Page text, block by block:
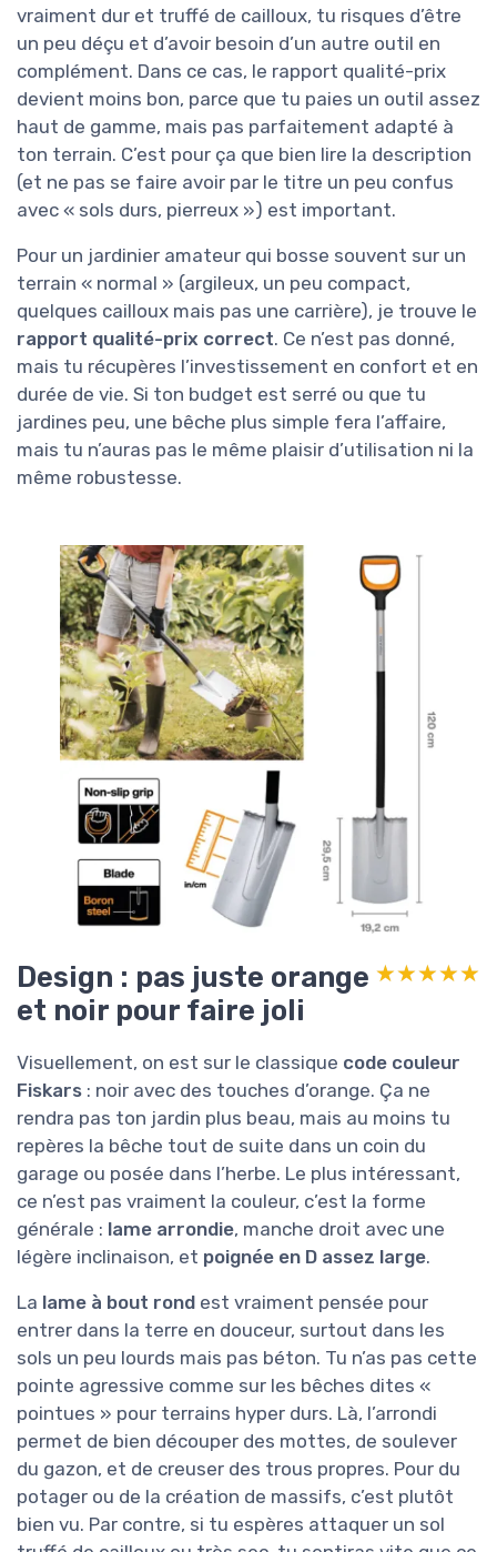
vraiment dur et truffé de cailloux, tu risques d’être
un peu déçu et d’avoir besoin d’un autre outil en
complément. Dans ce cas, le rapport qualité-prix
devient moins bon, parce que tu paies un outil assez
haut de gamme, mais pas parfaitement adapté à
ton terrain. C’est pour ça que bien lire la description
(et ne pas se faire avoir par le titre un peu confus
avec « sols durs, pierreux ») est important.
Pour un jardinier amateur qui bosse souvent sur un
terrain « normal » (argileux, un peu compact,
quelques cailloux mais pas une carrière), je trouve le
rapport qualité-prix correct. Ce n’est pas donné,
mais tu récupères l’investissement en confort et en
durée de vie. Si ton budget est serré ou que tu
jardines peu, une bêche plus simple fera l’affaire,
mais tu n’auras pas le même plaisir d’utilisation ni la
même robustesse.
Design : pas juste orange
et noir pour faire joli
★★★★★
★★★★★
Visuellement, on est sur le classique code couleur
Fiskars : noir avec des touches d’orange. Ça ne
rendra pas ton jardin plus beau, mais au moins tu
repères la bêche tout de suite dans un coin du
garage ou posée dans l’herbe. Le plus intéressant,
ce n’est pas vraiment la couleur, c’est la forme
générale : lame arrondie, manche droit avec une
légère inclinaison, et poignée en D assez large.
La lame à bout rond est vraiment pensée pour
entrer dans la terre en douceur, surtout dans les
sols un peu lourds mais pas béton. Tu n’as pas cette
pointe agressive comme sur les bêches dites «
pointues » pour terrains hyper durs. Là, l’arrondi
permet de bien découper des mottes, de soulever
du gazon, et de creuser des trous propres. Pour du
potager ou de la création de massifs, c’est plutôt
bien vu. Par contre, si tu espères attaquer un sol